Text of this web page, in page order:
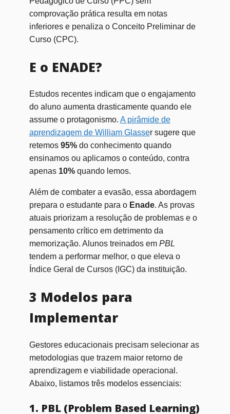
comprovação prática resulta em notas
inferiores e penaliza o Conceito Preliminar de
Curso (CPC).
E o ENADE?
Estudos recentes indicam que o engajamento
do aluno aumenta drasticamente quando ele
assume o protagonismo. A pirâmide de
aprendizagem de William Glasser sugere que
retemos 95%do conhecimento quando
ensinamos ou aplicamos o conteúdo, contra
apenas 10%quando lemos.
Além de combater a evasão, essa abordagem
prepara o estudante para o Enade. As provas
atuais priorizam a resolução de problemas e o
pensamento crítico em detrimento da
memorização. Alunos treinados em PBL
tendem a performar melhor, o que eleva o
Índice Geral de Cursos (IGC) da instituição.
3 Modelos para
Implementar
Gestores educacionais precisam selecionar as
metodologias que trazem maior retorno de
aprendizagem e viabilidade operacional.
Abaixo, listamos três modelos essenciais:
1. PBL (Problem Based Learning)